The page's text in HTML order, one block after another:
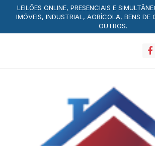
LEILÕES ONLINE, PRESENCIAIS E
IMÓVEIS, INDUSTRIAL, AGRÍCOLA, BENS DE
OUTROS.